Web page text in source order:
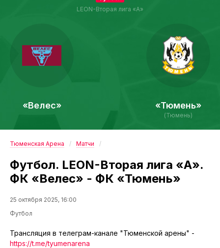
«Велес»
LEON-Вторая лига «А»
«Тюмень»
(Тюмень)
Тюменская Арена Матчи
Футбол. LEON-Вторая лига «А».
ФК «Велес» - ФК «Тюмень»
25 октября 2025, 16:00
Футбол
Трансляция в телеграм-канале "Тюменской арены" -
https://t.me/tyumenarena